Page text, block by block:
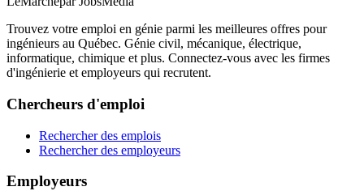
Trouvez votre emploi en génie parmi les meilleures offres pour
ingénieurs au Québec. Génie civil, mécanique, électrique,
informatique, chimique et plus. Connectez-vous avec les firmes
d'ingénierie et employeurs qui recrutent.
Chercheurs d'emploi
Rechercher des emplois
Rechercher des employeurs
Employeurs